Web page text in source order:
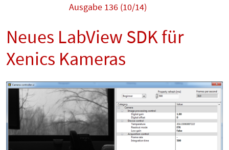
Ausgabe 136 (10/14)
Neues LabView SDK für
Xenics Kameras